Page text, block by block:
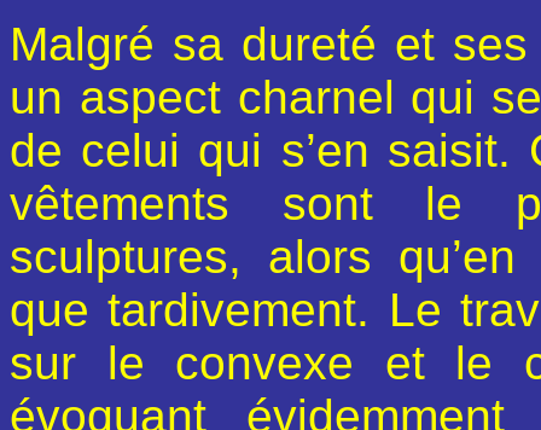
Malgré sa dureté et
un aspect charnel qui
de celui qui s’en saisit.
vêtements sont le
sculptures, alors
que tardivement. Le
sur le convexe et le
évoquant